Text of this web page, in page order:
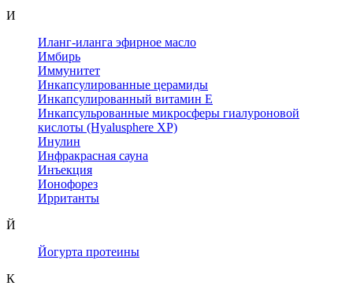
И
Иланг-иланга эфирное масло
Имбирь
Иммунитет
Инкапсулированные церамиды
Инкапсулированный витамин Е
Инкапсульрованные микросферы гиалуроновой
кислоты (Hyalusphere XP)
Инулин
Инфракрасная сауна
Инъекция
Ионофорез
Ирританты
Й
Йогурта протеины
К